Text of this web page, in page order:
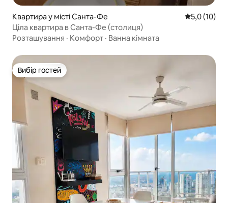
Квартира у місті Санта-Фе Середня
5,0 (10)
Ціла квартира в Санта-Фе (столиця)
Розташування · Комфорт · Ванна кімната
Вибір гостей
Вибір гостей